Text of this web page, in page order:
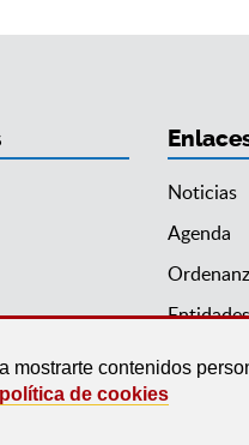
mostrarte contenidos
de cookies
Noticias
Agenda